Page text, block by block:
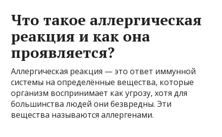
Что такое аллергическая
реакция и как она
проявляется?
Аллергическая реакция — это ответ иммунной
системы на определённые вещества, которые
организм воспринимает как угрозу, хотя для
большинства людей они безвредны. Эти
вещества называются аллергенами.